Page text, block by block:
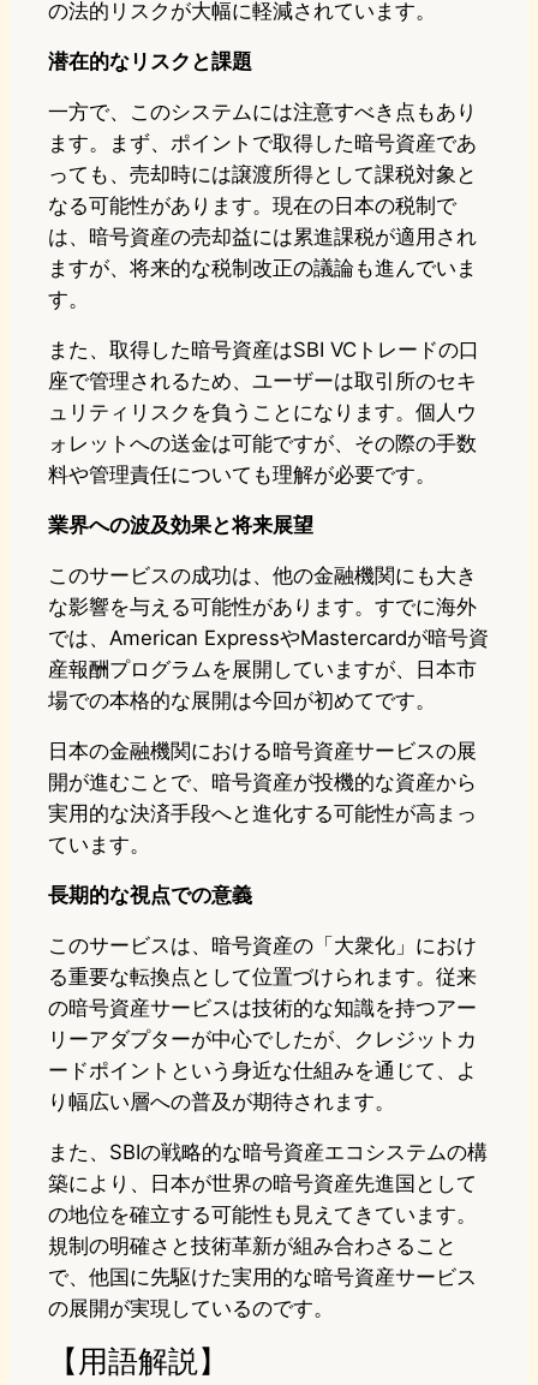
の法的リスクが大幅に軽減されています。
潜在的なリスクと課題
一方で、このシステムには注意すべき点もあり
ます。まず、ポイントで取得した暗号資産であ
っても、売却時には譲渡所得として課税対象と
なる可能性があります。現在の日本の税制で
は、暗号資産の売却益には累進課税が適用され
ますが、将来的な税制改正の議論も進んでいま
す。
また、取得した暗号資産はSBI VCトレードの口
座で管理されるため、ユーザーは取引所のセキ
ュリティリスクを負うことになります。個人ウ
ォレットへの送金は可能ですが、その際の手数
料や管理責任についても理解が必要です。
業界への波及効果と将来展望
このサービスの成功は、他の金融機関にも大き
な影響を与える可能性があります。すでに海外
では、American ExpressやMastercardが暗号資
産報酬プログラムを展開していますが、日本市
場での本格的な展開は今回が初めてです。
日本の金融機関における暗号資産サービスの展
開が進むことで、暗号資産が投機的な資産から
実用的な決済手段へと進化する可能性が高まっ
ています。
長期的な視点での意義
このサービスは、暗号資産の「大衆化」におけ
る重要な転換点として位置づけられます。従来
の暗号資産サービスは技術的な知識を持つアー
リーアダプターが中心でしたが、クレジットカ
ードポイントという身近な仕組みを通じて、よ
り幅広い層への普及が期待されます。
また、SBIの戦略的な暗号資産エコシステムの構
築により、日本が世界の暗号資産先進国として
の地位を確立する可能性も見えてきています。
規制の明確さと技術革新が組み合わさること
で、他国に先駆けた実用的な暗号資産サービス
の展開が実現しているのです。
【用語解説】